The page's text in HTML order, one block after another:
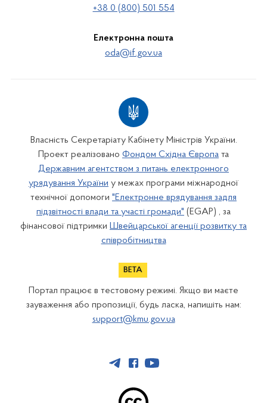
+38 0 (800) 501 554
Електронна пошта
oda@if.gov.ua
Власність Секретаріату Кабінету Міністрів України.
Проект реалізовано Фондом Східна Європа та
Державним агентством з питань електронного
урядування України у межах програми міжнародної
технічної допомоги "Електронне врядування задля
підзвітності влади та участі громади" (EGAP) , за
фінансової підтримки Швейцарської агенції розвитку та
співробітництва
Портал працює в тестовому режимі. Якщо ви маєте
зауваження або пропозиції, будь ласка, напишіть нам:
support@kmu.gov.ua